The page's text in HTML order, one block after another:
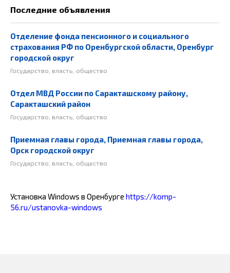
Последние объявления
Отделение фонда пенсионного и социального
страхования РФ по Оренбургской области, Оренбург
городской округ
Государство, власть, общество
Отдел МВД России по Саракташскому району,
Саракташский район
Государство, власть, общество
Приемная главы города, Приемная главы города,
Орск городской округ
Государство, власть, общество
Установка Windows в Оренбурге https://komp-
56.ru/ustanovka-windows